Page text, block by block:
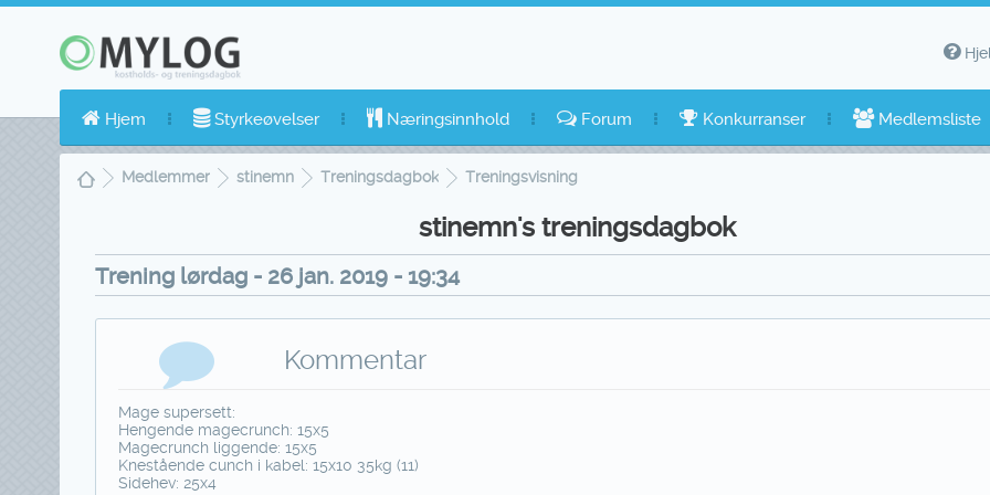
Hjem Styrkeøvelser Næringsinnhold Forum Konkurranser Medlemsliste
Medlemmer stinemn Treningsdagbok Treningsvisning
stinemn's treningsdagbok
Trening lørdag - 26 jan. 2019 - 19:34
Kommentar
Mage supersett:
Hengende magecrunch: 15x5
Magecrunch liggende: 15x5
Knestående cunch i kabel: 15x10 35kg (11)
Sidehev: 25x4